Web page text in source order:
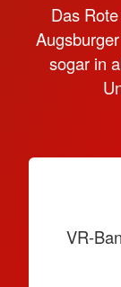
Das
sogar in
VR-